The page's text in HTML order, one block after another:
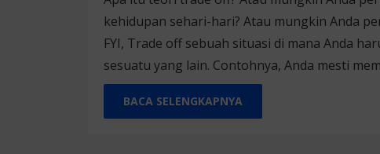
kehidupan sehari-hari? Atau mungkin Anda
FYI, Trade off sebuah situasi di mana Anda
sesuatu yang lain. Contohnya, Anda mesti
BACA SELENGKAPNYA